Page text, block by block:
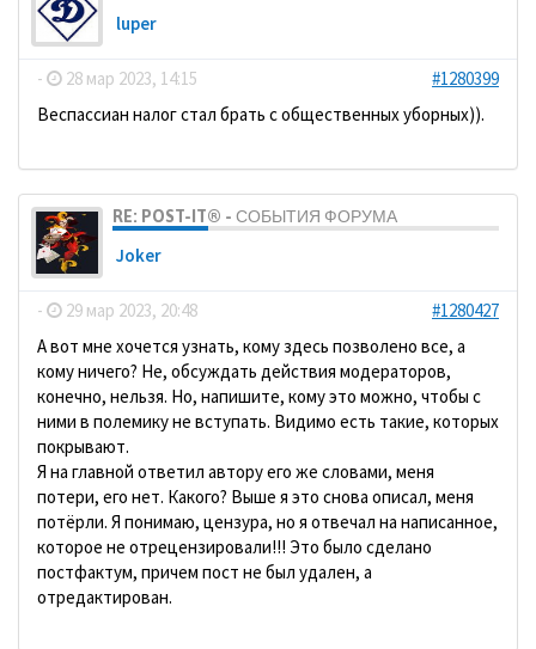
luper
- 28 мар 2023, 14:15
#1280399
Веспассиан налог стал брать с общественных уборных)).
RE: POST-IT® - СОБЫТИЯ ФОРУМА
Joker
- 29 мар 2023, 20:48
#1280427
А вот мне хочется узнать, кому здесь позволено все, а
кому ничего? Не, обсуждать действия модераторов,
конечно, нельзя. Но, напишите, кому это можно, чтобы с
ними в полемику не вступать. Видимо есть такие, которых
покрывают.
Я на главной ответил автору его же словами, меня
потери, его нет. Какого? Выше я это снова описал, меня
потёрли. Я понимаю, цензура, но я отвечал на написанное,
которое не отрецензировали!!! Это было сделано
постфактум, причем пост не был удален, а
отредактирован.